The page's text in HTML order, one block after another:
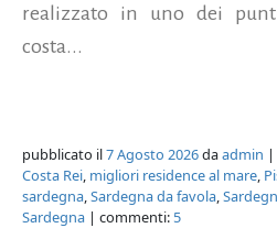
realizzato in uno dei
costa...
pubblicato il7 Agosto 2026daadmin |
Costa Rei, migliori residence al mare,
sardegna,Sardegna da favola,
Sardegna | commenti: 5